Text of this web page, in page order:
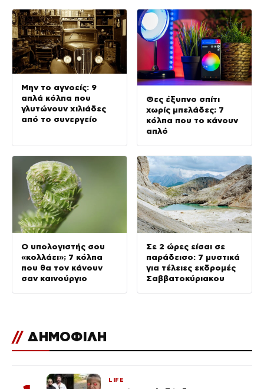
Μην το αγνοείς: 9
απλά κόλπα που
γλυτώνουν χιλιάδες
από το συνεργείο
Θες έξυπνο σπίτι
χωρίς μπελάδες; 7
κόλπα που το κάνουν
απλό
Ο υπολογιστής σου
«κολλάει»; 7 κόλπα
που θα τον κάνουν
σαν καινούργιο
Σε 2 ώρες είσαι σε
παράδεισο: 7 μυστικά
για τέλειες εκδρομές
Σαββατοκύριακου
// ΔΗΜΟΦΙΛΗ
LIFE